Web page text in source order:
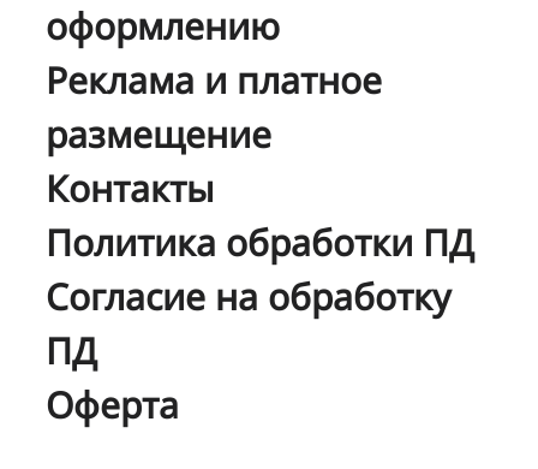
оформлению
Реклама и платное
размещение
Контакты
Политика обработки ПД
Согласие на обработку
ПД
Оферта